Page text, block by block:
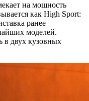
на мощность
как High Sport:
ранее
моделей.
в двух кузовных